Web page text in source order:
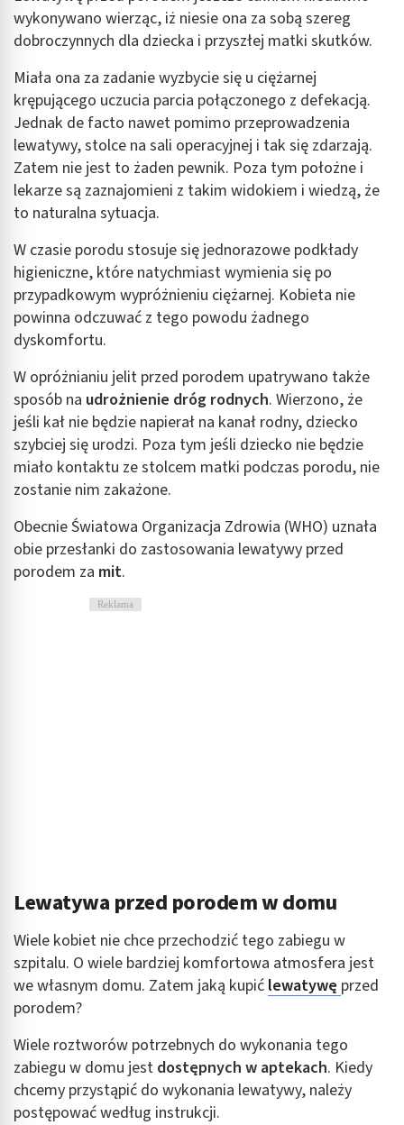
wykonywano wierząc, iż niesie ona za sobą szereg
dobroczynnych dla dziecka i przyszłej matki skutków.
Miała ona za zadanie wyzbycie się u ciężarnej
krępującego uczucia parcia połączonego z defekacją.
Jednak de facto nawet pomimo przeprowadzenia
lewatywy, stolce na sali operacyjnej i tak się zdarzają.
Zatem nie jest to żaden pewnik. Poza tym położne i
lekarze są zaznajomieni z takim widokiem i wiedzą, że
to naturalna sytuacja.
W czasie porodu stosuje się jednorazowe podkłady
higieniczne, które natychmiast wymienia się po
przypadkowym wypróżnieniu ciężarnej. Kobieta nie
powinna odczuwać z tego powodu żadnego
dyskomfortu.
W opróżnianiu jelit przed porodem upatrywano także
sposób na udrożnienie dróg rodnych. Wierzono, że
jeśli kał nie będzie napierał na kanał rodny, dziecko
szybciej się urodzi. Poza tym jeśli dziecko nie będzie
miało kontaktu ze stolcem matki podczas porodu, nie
zostanie nim zakażone.
Obecnie Światowa Organizacja Zdrowia (WHO) uznała
obie przesłanki do zastosowania lewatywy przed
porodem za mit.
Reklama
Lewatywa przed porodem w domu
Wiele kobiet nie chce przechodzić tego zabiegu w
szpitalu. O wiele bardziej komfortowa atmosfera jest
we własnym domu. Zatem jaką kupić lewatywę przed
porodem?
Wiele roztworów potrzebnych do wykonania tego
zabiegu w domu jest dostępnych w aptekach. Kiedy
chcemy przystąpić do wykonania lewatywy, należy
postępować według instrukcji.